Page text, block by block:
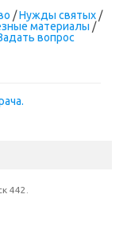
/Нужды святых /
материалы /
вопрос
442.